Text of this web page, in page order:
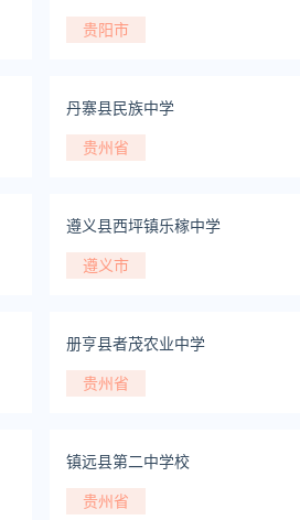
贵阳市
丹寨县民族中学
贵州省
遵义县西坪镇乐稼中学
遵义市
册亨县者茂农业中学
贵州省
镇远县第二中学校
贵州省